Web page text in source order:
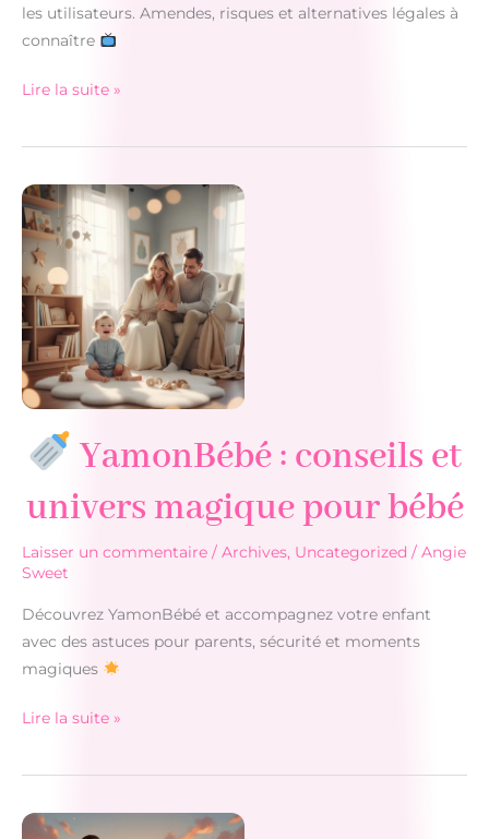
les utilisateurs. Amendes, risques et alternatives légales à
connaître
Italie
chasse
utilisateurs
IPTV
illégal
Lire la suite »
YamonBébé : conseils et
univers magique pour bébé
Laisser un commentaire / Archives, Uncategorized / Angie
Sweet
Découvrez YamonBébé et accompagnez votre enfant
avec des astuces pour parents, sécurité et moments
magiques
:
et
Lire la suite »